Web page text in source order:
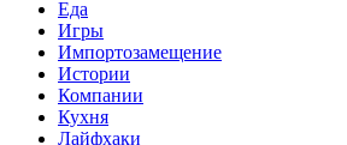
Еда
Игры
Импортозамещение
Истории
Компании
Кухня
Лайфхаки